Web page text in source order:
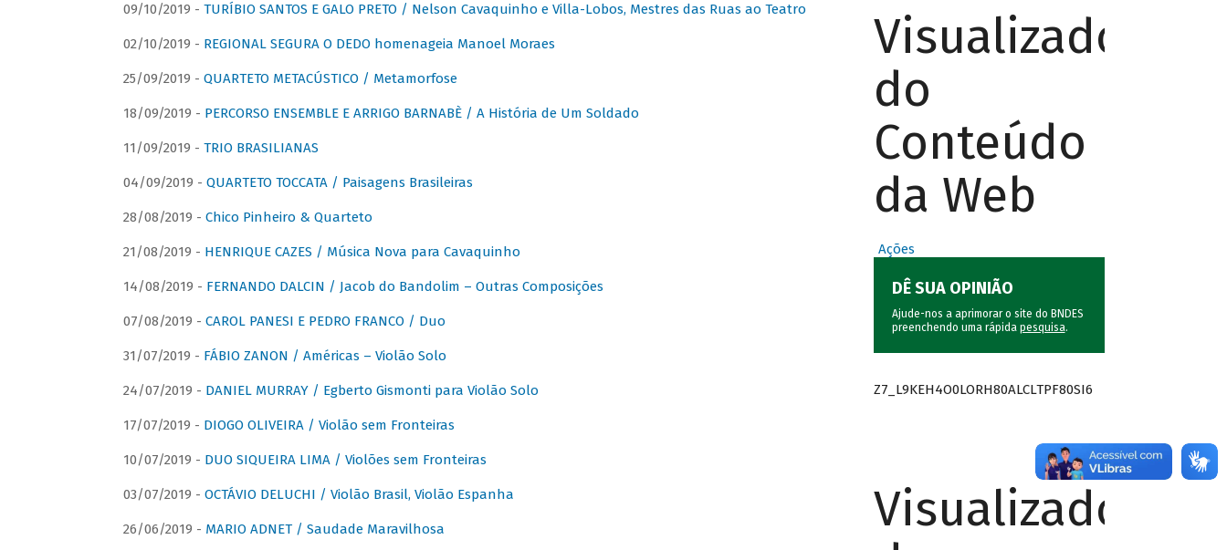
09/10/2019 - TURÍBIO SANTOS E GALO PRETO / Nelson Cavaquinho e Villa-Lobos, Mestres das Ruas ao Teatro
02/10/2019 - REGIONAL SEGURA O DEDO homenageia Manoel Moraes
25/09/2019 - QUARTETO METACÚSTICO / Metamorfose
18/09/2019 - PERCORSO ENSEMBLE E ARRIGO BARNABÈ / A História de Um Soldado
11/09/2019 - TRIO BRASILIANAS
04/09/2019 - QUARTETO TOCCATA / Paisagens Brasileiras
28/08/2019 - Chico Pinheiro & Quarteto
21/08/2019 - HENRIQUE CAZES / Música Nova para Cavaquinho
14/08/2019 - FERNANDO DALCIN / Jacob do Bandolim – Outras Composições
07/08/2019 - CAROL PANESI E PEDRO FRANCO / Duo
31/07/2019 - FÁBIO ZANON / Américas – Violão Solo
24/07/2019 - DANIEL MURRAY / Egberto Gismonti para Violão Solo
17/07/2019 - DIOGO OLIVEIRA / Violão sem Fronteiras
10/07/2019 - DUO SIQUEIRA LIMA / Violões sem Fronteiras
03/07/2019 - OCTÁVIO DELUCHI / Violão Brasil, Violão Espanha
26/06/2019 - MARIO ADNET / Saudade Maravilhosa
Visualizador
do
Conteúdo
da Web
Ações
DÊ SUA OPINIÃO
Ajude-nos a aprimorar o site do BNDES
preenchendo uma rápida pesquisa.
Z7_L9KEH4O0LORH80ALCLTPF80SI6
Visualizador